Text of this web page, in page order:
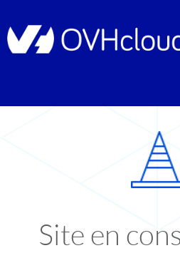
Site en